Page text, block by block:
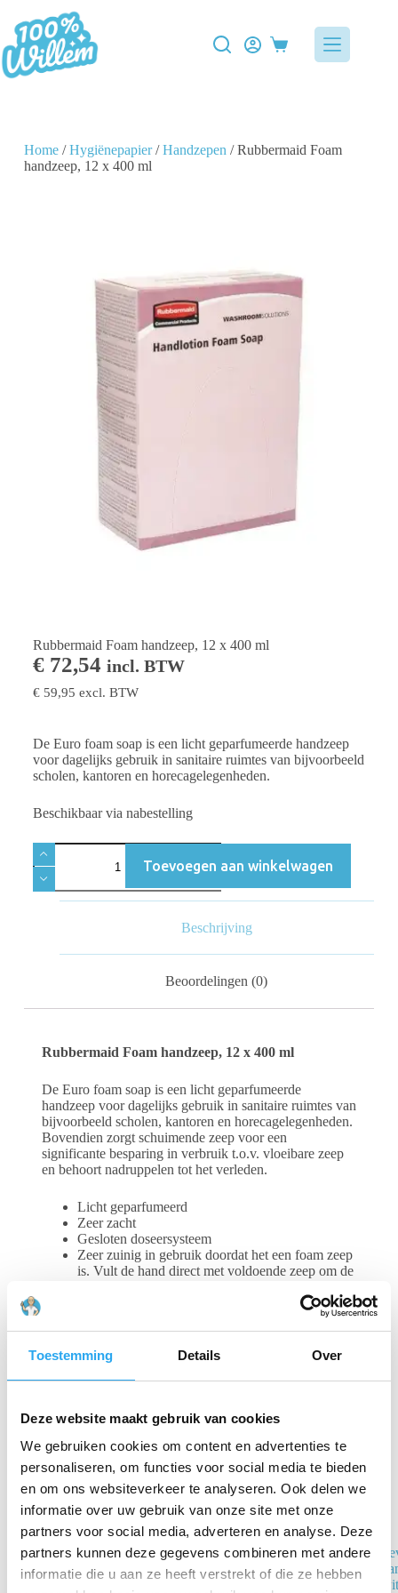
Toestemming Details Over
Deze website maakt gebruik van cookies
We gebruiken cookies om content en advertenties te
personaliseren, om functies voor social media te bieden
en om ons websiteverkeer te analyseren. Ook delen we
informatie over uw gebruik van onze site met onze
partners voor social media, adverteren en analyse. Deze
partners kunnen deze gegevens combineren met andere
informatie die u aan ze heeft verstrekt of die ze hebben
Home/Hygiënepapier/Handzepen / Rubbermaid Foam
handzeep, 12 x 400 ml
Rubbermaid Foam handzeep, 12 x 400 ml
€72,54 incl. BTW
€59,95 excl. BTW
De Euro foam soap is een licht geparfumeerde handzeep
voor dagelijks gebruik in sanitaire ruimtes van bijvoorbeeld
scholen, kantoren en horecagelegenheden.
Beschikbaar via nabestelling
Toevoegen aan winkelwagen
Beschrijving
Beoordelingen (0)
Rubbermaid Foam handzeep, 12 x 400 ml
De Euro foam soap is een licht geparfumeerde
handzeep voor dagelijks gebruik in sanitaire ruimtes van
bijvoorbeeld scholen, kantoren en horecagelegenheden.
Bovendien zorgt schuimende zeep voor een
significante besparing in verbruik t.o.v. vloeibare zeep
en behoort nadruppelen tot het verleden.
Licht geparfumeerd
Zeer zacht
Gesloten doseersysteem
Zeer zuinig in gebruik doordat het een foam zeep
is. Vult de hand direct met voldoende zeep om de
Past in zowel de 430202 kunststof dispensers als
Gerelateerde producten
Clean and
Clever